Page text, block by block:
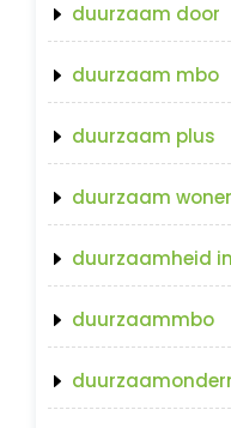
duurzaam door
duurzaam mbo
duurzaam plus
duurzaam
duurzaamheid
duurzaammbo